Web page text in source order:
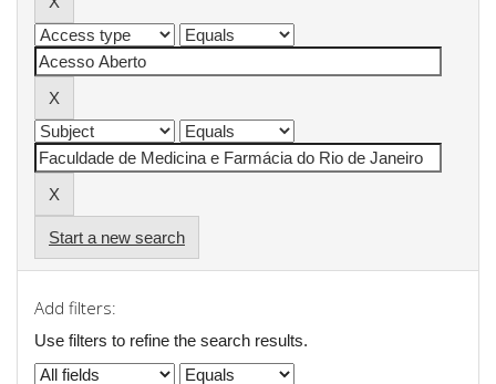
Start a new search
Add filters:
Use filters to refine the search results.